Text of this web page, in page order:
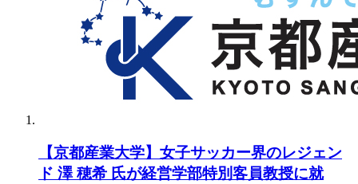
【京都産業大学】女子サッカー界のレジェン
ド 澤 穂希 氏が経営学部特別客員教授に就